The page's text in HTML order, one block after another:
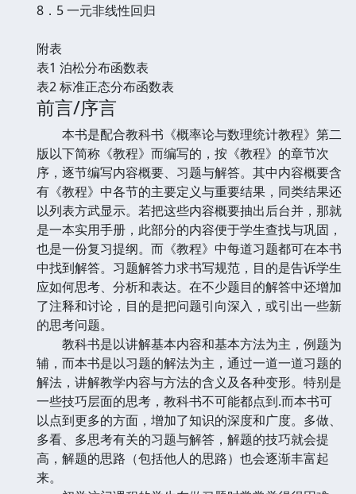
8．5 一元非线性回归
附表
表1 泊松分布函数表
表2 标准正态分布函数表
前言/序言
本书是配合教科书《概率论与数理统计教程》第二
版以下简称《教程》而编写的，按《教程》的章节次
序，逐节编写内容概要、习题与解答。其中内容概要含
有《教程》中各节的主要定义与重要结果，同类结果还
以列表方武显示。若把这些内容概要抽出后台并，那就
是一本实用手册，此部分的内容便于学生查找与巩固，
也是一份复习提纲。而《教程》中每道习题都可在本书
中找到解答。习题解答力求书写规范，目的是告诉学生
应如何思考、分析和表达。在不少题目的解答中还增加
了注释和讨论，目的是把问题引向深入，或引出一些新
的思考问题。
教科书是以讲解基本内容和基本方法为主，例题为
辅，而本书是以习题的解法为主，通过一道一道习题的
解法，讲解教学内容与方法的含义及各种变形。特别是
一些技巧层面的思考，教科书不可能都点到.而本书可
以点到更多的方面，增加了知识的深度和广度。多做、
多看、多思考有关的习题与解答，解题的技巧就会提
高，解题的思路（包括他人的思路）也会逐渐丰富起
来。